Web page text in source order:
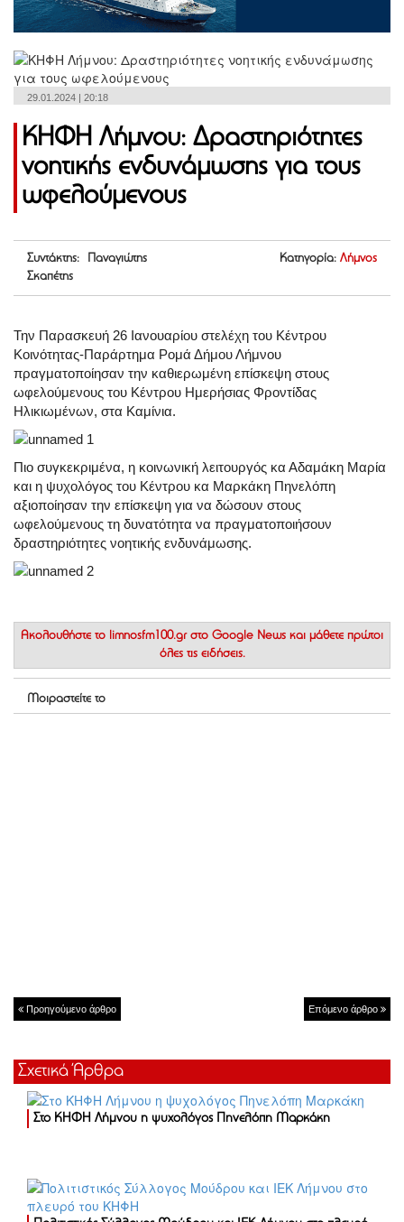
29.01.2024 | 20:18
ΚΗΦΗ Λήμνου: Δραστηριότητες
νοητικής ενδυνάμωσης για τους
ωφελούμενους
Συντάκτης: Παναγιώτης
Σκαπέτης
Κατηγορία: Λήμνος
Την Παρασκευή 26 Ιανουαρίου στελέχη του Κέντρου
Κοινότητας-Παράρτημα Ρομά Δήμου Λήμνου
πραγματοποίησαν την καθιερωμένη επίσκεψη στους
ωφελούμενους του Κέντρου Ημερήσιας Φροντίδας
Ηλικιωμένων, στα Καμίνια.
Πιο συγκεκριμένα, η κοινωνική λειτουργός κα Αδαμάκη Μαρία
και η ψυχολόγος του Κέντρου κα Μαρκάκη Πηνελόπη
αξιοποίησαν την επίσκεψη για να δώσουν στους
ωφελούμενους τη δυνατότητα να πραγματοποιήσουν
δραστηριότητες νοητικής ενδυνάμωσης.
Ακολουθήστε το limnosfm100.gr στο Google News και μάθετε πρώτοι
όλες τις ειδήσεις.
Μοιραστείτε το
Προηγούμενο άρθρο Επόμενο άρθρο
Σχετικά Άρθρα
Στο ΚΗΦΗ Λήμνου η ψυχολόγος Πηνελόπη Μαρκάκη